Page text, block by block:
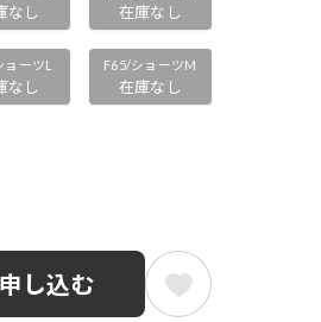
なし 在庫なし
ョーツL
なし
F65/ショーツM
在庫なし
し込む